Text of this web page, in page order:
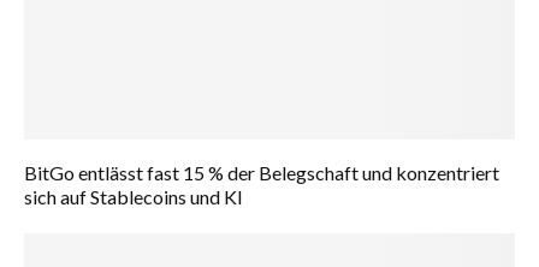
BitGo entlässt fast 15 % der Belegschaft und konzentriert
sich auf Stablecoins und KI